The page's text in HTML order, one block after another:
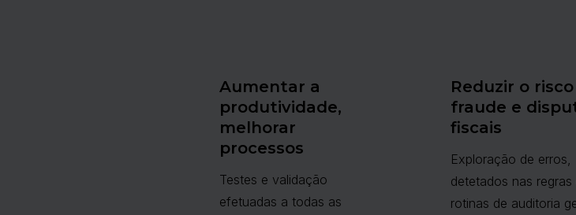
Aumentar a
produtividade,
melhorar
processos
Testes e validação
efetuadas a todas as
Reduzir o
fraude e
fiscais
Exploração de erros,
detetados nas regras
rotinas de auditoria